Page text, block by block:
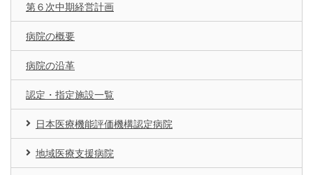
第６次中期経営計画
病院の概要
病院の沿革
認定・指定施設一覧
日本医療機能評価機構認定病院
地域医療支援病院